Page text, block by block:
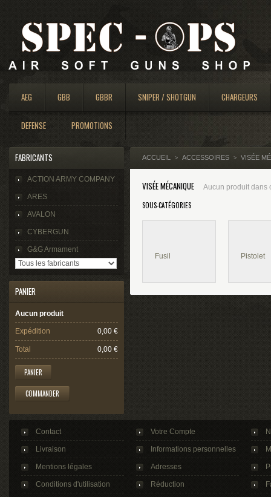
AEG GBB GBBR SNIPER / SHOTGUN CHARGEURS
DEFENSE PROMOTIONS
FABRICANTS
ACTION ARMY COMPANY
ARES
AVALON
CYBERGUN
G&G Armament
PANIER
Aucun produit
Expédition 0,00 €
Total 0,00 €
PANIER
COMMANDER
ACCUEIL > ACCESSOIRES > VISÉE
VISÉE MÉCANIQUE Aucun produit dans
SOUS-CATÉGORIES
Fusil Pistolet
Contact
Livraison
Mentions légales
Conditions d'utilisation
Votre Compte
Informations personnelles
Adresses
Réduction